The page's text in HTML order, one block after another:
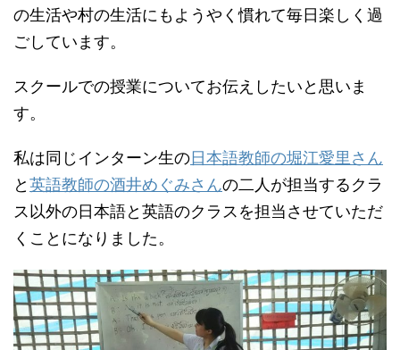
の生活や村の生活にもようやく慣れて毎日楽しく過
ごしています。
スクールでの授業についてお伝えしたいと思いま
す。
私は同じインターン生の日本語教師の堀江愛里さん
と英語教師の酒井めぐみさんの二人が担当するクラ
ス以外の日本語と英語のクラスを担当させていただ
くことになりました。